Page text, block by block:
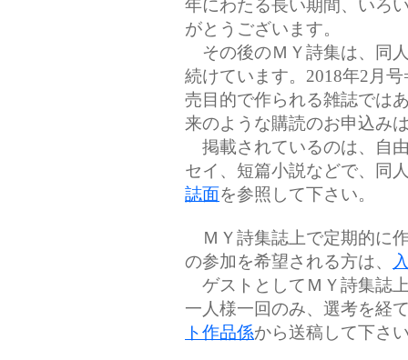
年にわたる長い期間、いろ
がとうございます。
その後のＭＹ詩集は、同
続けています。2018年2月
売目的で作られる雑誌では
来のような購読のお申込み
掲載されているのは、自
セイ、短篇小説などで、同
誌面を参照して下さい。
ＭＹ詩集誌上で定期的に
の参加を希望される方は、
ゲストとしてＭＹ詩集誌
一人様一回のみ、選考を経
ト作品係から送稿して下さ